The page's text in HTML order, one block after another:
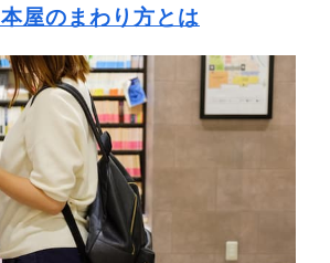
屋のまわり方とは